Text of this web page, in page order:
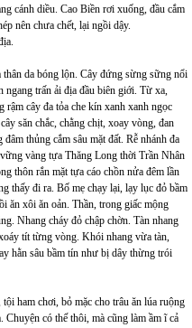
cánh diều. Cao Biền rơi xuống, đầu cắm
nên chưa chết, lại ngồi dậy.
da bóng lộn. Cây đứng sừng sững nổi
ngang trấn ải địa đầu biên giới. Từ xa,
rậm cây đa tỏa che kín xanh xanh ngọc
săn chắc, chằng chịt, xoay vòng, đan
thủng cắm sâu mặt đất. Rễ nhánh đa
vàng tựa Thăng Long thời Trần Nhân
thôn rắn mặt tựa cáo chồn nửa đêm lần
thấy đi ra. Bố mẹ chạy lại, lạy lục đỏ bầm
ăn xôi ăn oản. Thần, trong giấc mộng
Nhang cháy đỏ chập chờn. Tàn nhang
tít từng vòng. Khói nhang vừa tàn,
hằn sâu bầm tín như bị dây thừng trói
ham chơi, bỏ mặc cho trâu ăn lúa ruộng
có thế thôi, mà cũng làm ầm ĩ cả